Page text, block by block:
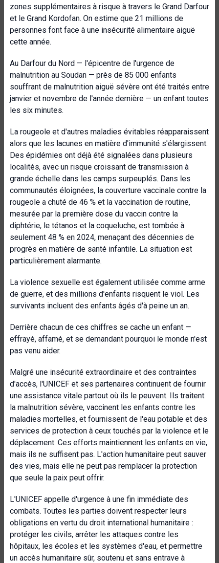
zones supplémentaires à risque à travers le Grand Darfour
et le Grand Kordofan. On estime que 21 millions de
personnes font face à une insécurité alimentaire aiguë
cette année.
Au Darfour du Nord — l'épicentre de l'urgence de
malnutrition au Soudan — près de 85 000 enfants
souffrant de malnutrition aiguë sévère ont été traités entre
janvier et novembre de l'année dernière — un enfant toutes
les six minutes.
La rougeole et d'autres maladies évitables réapparaissent
alors que les lacunes en matière d'immunité s'élargissent.
Des épidémies ont déjà été signalées dans plusieurs
localités, avec un risque croissant de transmission à
grande échelle dans les camps surpeuplés. Dans les
communautés éloignées, la couverture vaccinale contre la
rougeole a chuté de 46 % et la vaccination de routine,
mesurée par la première dose du vaccin contre la
diphtérie, le tétanos et la coqueluche, est tombée à
seulement 48 % en 2024, menaçant des décennies de
progrès en matière de santé infantile. La situation est
particulièrement alarmante.
La violence sexuelle est également utilisée comme arme
de guerre, et des millions d'enfants risquent le viol. Les
survivants incluent des enfants âgés d'à peine un an.
Derrière chacun de ces chiffres se cache un enfant —
effrayé, affamé, et se demandant pourquoi le monde n'est
pas venu aider.
Malgré une insécurité extraordinaire et des contraintes
d'accès, l'UNICEF et ses partenaires continuent de fournir
une assistance vitale partout où ils le peuvent. Ils traitent
la malnutrition sévère, vaccinent les enfants contre les
maladies mortelles, et fournissent de l'eau potable et des
services de protection à ceux touchés par la violence et le
déplacement. Ces efforts maintiennent les enfants en vie,
mais ils ne suffisent pas. L'action humanitaire peut sauver
des vies, mais elle ne peut pas remplacer la protection
que seule la paix peut offrir.
L'UNICEF appelle d'urgence à une fin immédiate des
combats. Toutes les parties doivent respecter leurs
obligations en vertu du droit international humanitaire :
protéger les civils, arrêter les attaques contre les
hôpitaux, les écoles et les systèmes d'eau, et permettre
un accès humanitaire sûr, soutenu et sans entrave à